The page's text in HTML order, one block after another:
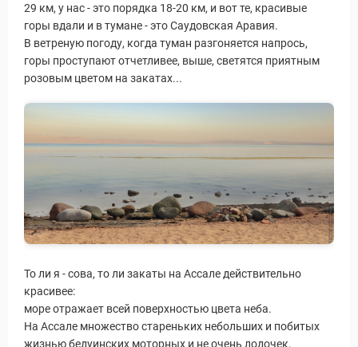
29 км, у нас - это порядка 18-20 км, и вот те, красивые
горы вдали и в тумане - это Саудовская Аравия.
В ветреную погоду, когда туман разгоняется напрось,
горы проступают отчетливее, выше, светятся приятным
розовым цветом на закатах...
То ли я - сова, то ли закаты на Ассале действительно
красивее:
море отражает всей поверхностью цвета неба.
На Ассале множество стареньких небольших и побитых
жизнью бедуинских моторных и не очень лодочек,